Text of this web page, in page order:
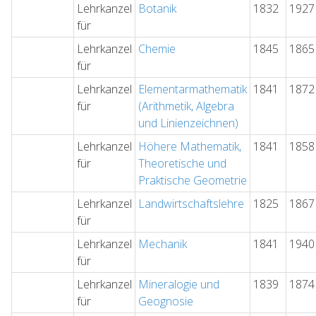
Lehrkanzel
für
Botanik 1832 1927
Lehrkanzel
für
Chemie 1845 1865
Lehrkanzel
für
Elementarmathematik
(Arithmetik, Algebra
und Linienzeichnen)
1841 1872
Lehrkanzel
für
Höhere Mathematik,
Theoretische und
Praktische Geometrie
1841 1858
Lehrkanzel
für
Landwirtschaftslehre 1825 1867
Lehrkanzel
für
Mechanik 1841 1940
Lehrkanzel
für
Mineralogie und
Geognosie
1839 1874